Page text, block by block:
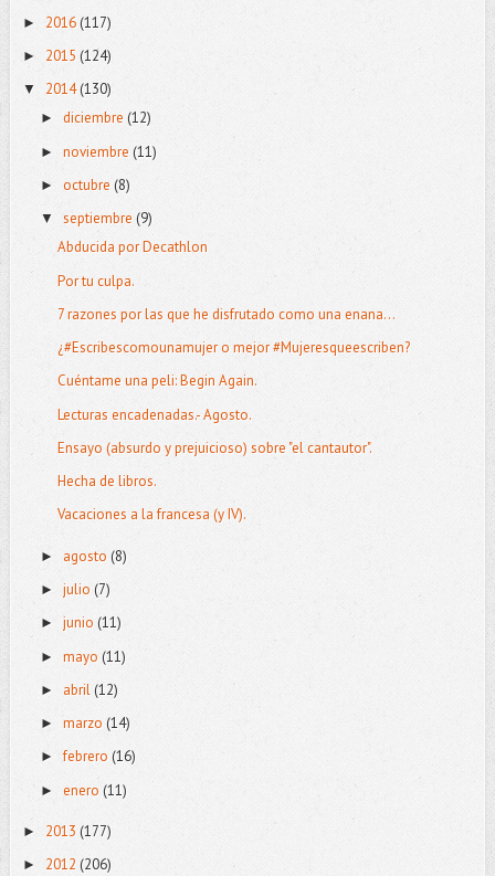
► 2016 (117)
► 2015 (124)
▼ 2014(130)
► diciembre (12)
► noviembre (11)
► octubre (8)
▼ septiembre (9)
Abducida por Decathlon
Por tu culpa.
7 razones por las que he disfrutado como una enana...
¿#Escribescomounamujer o mejor #Mujeresqueescriben?
Cuéntame una peli: Begin Again.
Lecturas encadenadas.- Agosto.
Ensayo (absurdo y prejuicioso) sobre "el cantautor".
Hecha de libros.
Vacaciones a la francesa (y IV).
► agosto (8)
► julio (7)
► junio (11)
► mayo (11)
► abril(12)
► marzo (14)
►febrero (16)
► enero (11)
► 2013 (177)
► 2012 (206)